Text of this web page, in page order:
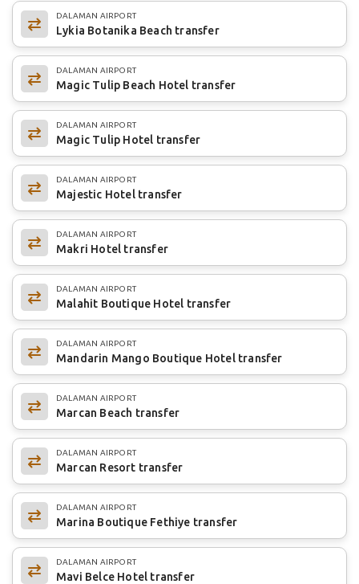
DALAMAN AIRPORT
Lykia Botanika Beach transfer
DALAMAN AIRPORT
Magic Tulip Beach Hotel transfer
DALAMAN AIRPORT
Magic Tulip Hotel transfer
DALAMAN AIRPORT
Majestic Hotel transfer
DALAMAN AIRPORT
Makri Hotel transfer
DALAMAN AIRPORT
Malahit Boutique Hotel transfer
DALAMAN AIRPORT
Mandarin Mango Boutique Hotel transfer
DALAMAN AIRPORT
Marcan Beach transfer
DALAMAN AIRPORT
Marcan Resort transfer
DALAMAN AIRPORT
Marina Boutique Fethiye transfer
DALAMAN AIRPORT
Mavi Belce Hotel transfer